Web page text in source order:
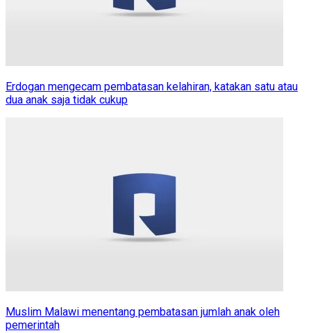
Erdogan mengecam pembatasan kelahiran, katakan satu atau
dua anak saja tidak cukup
Muslim Malawi menentang pembatasan jumlah anak oleh
pemerintah